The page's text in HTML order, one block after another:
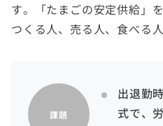
す。「たまごの安定供給」
つくる人、売る人、食べる
課題
出退勤
式で、